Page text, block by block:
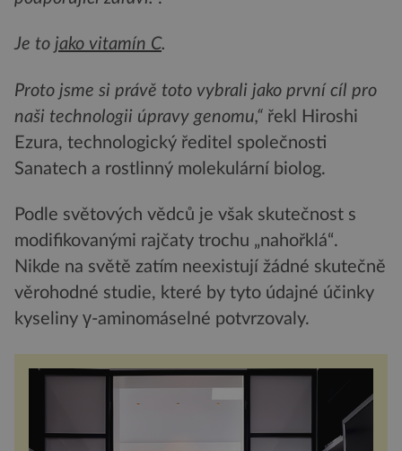
Je to jako vitamín C.
Proto jsme si právě toto vybrali jako první cíl pro
naši technologii úpravy genomu,“ řekl Hiroshi
Ezura, technologický ředitel společnosti
Sanatech a rostlinný molekulární biolog.
Podle světových vědců je však skutečnost s
modifikovanými rajčaty trochu „nahořklá“.
Nikde na světě zatím neexistují žádné skutečně
věrohodné studie, které by tyto údajné účinky
kyseliny γ-aminomáselné potvrzovaly.